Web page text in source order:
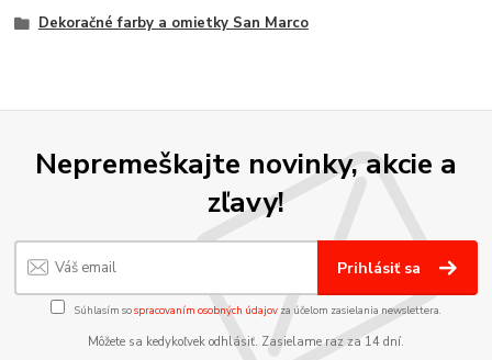
Dekoračné farby a omietky San Marco
Nepremeškajte novinky, akcie a
zľavy!
Prihlásiť sa
Súhlasím sospracovaním osobných údajov za účelom zasielania newslettera.
Môžete sa kedykoľvek odhlásiť. Zasielame raz za 14 dní.